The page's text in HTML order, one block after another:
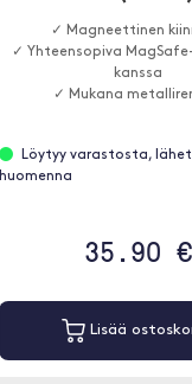
✓ Magneettinen
✓ Yhteensopiva
kanssa
✓ Mukana
Löytyy varastosta,
huomenna
35.90 €
Lisää